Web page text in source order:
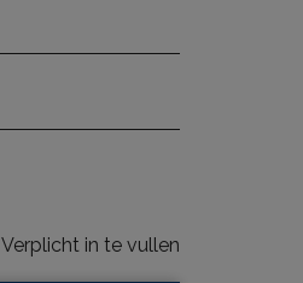
Verplicht in te vullen